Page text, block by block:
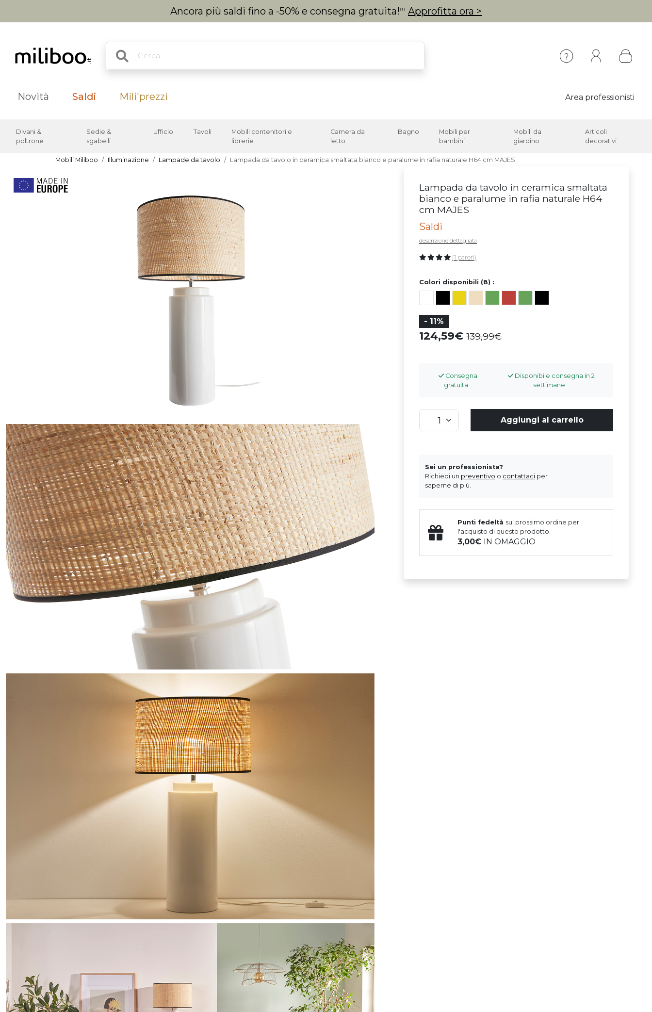
Ancora più saldi fino a -50% e consegna gratuita! (1) Approfitta ora >
Novità Saldi Mili'prezzi Area professionisti
Divani &
poltrone
Sedie &
sgabelli
Ufficio Tavoli
Mobili contenitori e
librerie
Camera da
letto
Bagno
Mobili per
bambini
Mobili da
giardino
Articoli
decorativi
Mobili Miliboo Illuminazione Lampade da tavolo Lampada da tavolo in ceramica smaltata bianco e paralume in rafia naturale H64 cm MAJES
Lampada da tavolo in ceramica smaltata
bianco e paralume in rafia naturale H64
cm MAJES
Saldi
descrizione dettagliata
(1 pareri)
Colori disponibili (8) :
- 11%
124,59 139,99
Consegna
gratuita
Disponibile consegna in 2
settimane
Aggiungi al carrello
Sei un professionista?
Richiedi un preventivo o contattaci per
saperne di più.
Punti fedeltà sul prossimo ordine per
l'acquisto di questo prodotto.
3,00 IN OMAGGIO